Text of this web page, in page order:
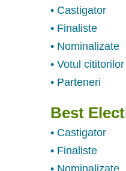
• Castigator
• Finaliste
• Nominalizate
• Votul cititorilor
• Parteneri
Best
• Castigator
• Finaliste
• Nominalizate